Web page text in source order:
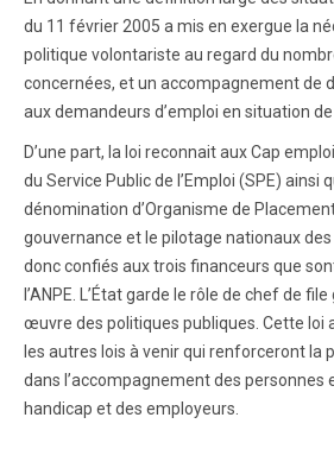
du 11 février 2005 a mis en exergue la
politique volontariste au regard du
concernées, et un accompagnement de
aux demandeurs d’emploi en situation de
D’une part, la loi reconnait aux Cap
du Service Public de l’Emploi (SPE) ainsi
dénomination d’Organisme de
gouvernance et le pilotage nationaux
donc confiés aux trois financeurs que sont
l’ANPE. L’État garde le rôle de chef de
œuvre des politiques publiques. Cette loi
les autres lois à venir qui renforceront la
dans l’accompagnement des personnes
handicap et des employeurs.